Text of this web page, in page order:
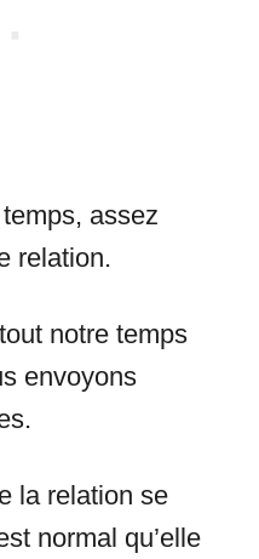
assez
relation.
notre temps
envoyons
la relation se
normal qu’elle